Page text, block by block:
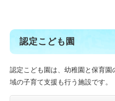
認定こども園
認定こども園は、幼稚園と保育
域の子育て支援も行う施設です。​